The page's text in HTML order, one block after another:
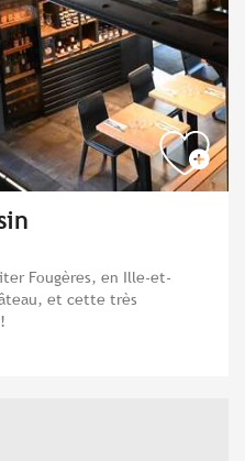
Fougères, en Ille-et-
et cette très